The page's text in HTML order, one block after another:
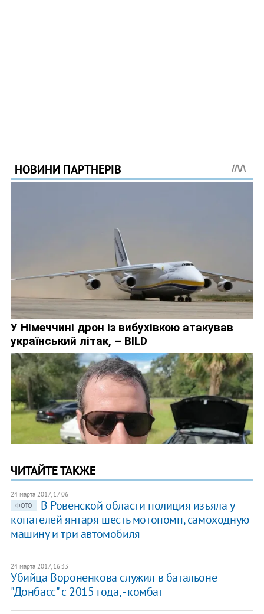
ЧИТАЙТЕ ТАКЖЕ
24 марта 2017, 17:06
ФОТО
В Ровенской области полиция изъяла у
копателей янтаря шесть мотопомп, самоходную
машину и три автомобиля
24 марта 2017, 16:33
Убийца Вороненкова служил в батальоне
"Донбасс" с 2015 года, - комбат